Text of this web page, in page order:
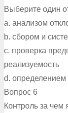
Выберите один
a. анализом
b. сбором и
c. проверка
реализуемость
d. определением
Вопрос 6
Контроль за чем